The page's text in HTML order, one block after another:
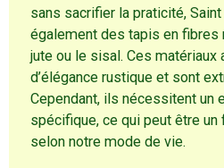
sans sacrifier la praticité,
également des tapis en
jute ou le sisal. Ces matériaux
d’élégance rustique et sont
Cependant, ils nécessitent un
spécifique, ce qui peut être
selon notre mode de vie.